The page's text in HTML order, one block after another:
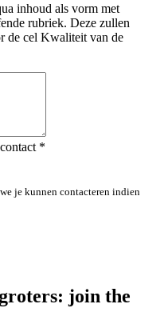
inhoud als vorm met
rubriek. Deze zullen
de cel Kwaliteit van de
*
je kunnen contacteren indien
join the